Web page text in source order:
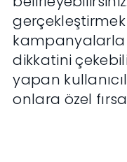
kampanyalarla
dikkatini
yapan
onlara özel